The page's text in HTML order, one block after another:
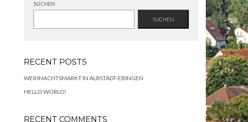
SUCHEN
SUCHEN
RECENT POSTS
WEIHNACHTSMARKT IN ALBSTADT-EBINGEN
HELLO WORLD!
RECENT COMMENTS